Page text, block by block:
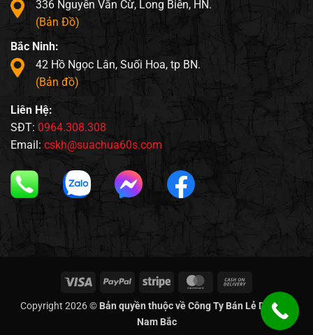
336 Nguyễn Văn Cừ, Long Biên, HN.
(Bản Đồ)
Bắc Ninh:
42 Hồ Ngọc Lân, Suối Hoa, tp BN.
(Bản đồ)
Liên Hệ:
SĐT: 0964.308.308
Email: cskh@suachua60s.com
Visa PayPal Stripe MasterCard
Delivery
Copyright 2026 © Bản quyền thuộc về Công Ty Bán Lẻ Di Động
Nam Bắc